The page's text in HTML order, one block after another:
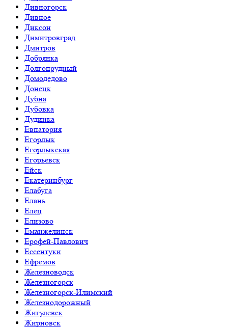
Дивногорск
Дивное
Диксон
Димитровград
Дмитров
Добрянка
Долгопрудный
Домодедово
Донецк
Дубна
Дубовка
Дудинка
Евпатория
Егорлык
Егорлыкская
Егорьевск
Ейск
Екатеринбург
Елабуга
Елань
Елец
Елизово
Еманжелинск
Ерофей-Павлович
Ессентуки
Ефремов
Железноводск
Железногорск
Железногорск-Илимский
Железнодорожный
Жигулевск
Жирновск